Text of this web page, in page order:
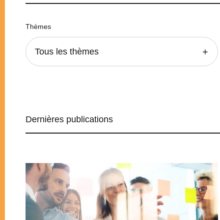
Thèmes
Tous les thèmes
Dernières publications